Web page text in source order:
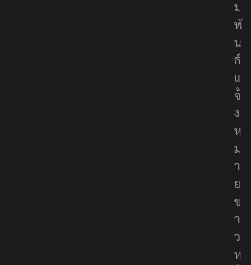
า
สั
ม
พั
น
ธ์
แ
จ้
ง
ห
ม
า
ย
ข่
า